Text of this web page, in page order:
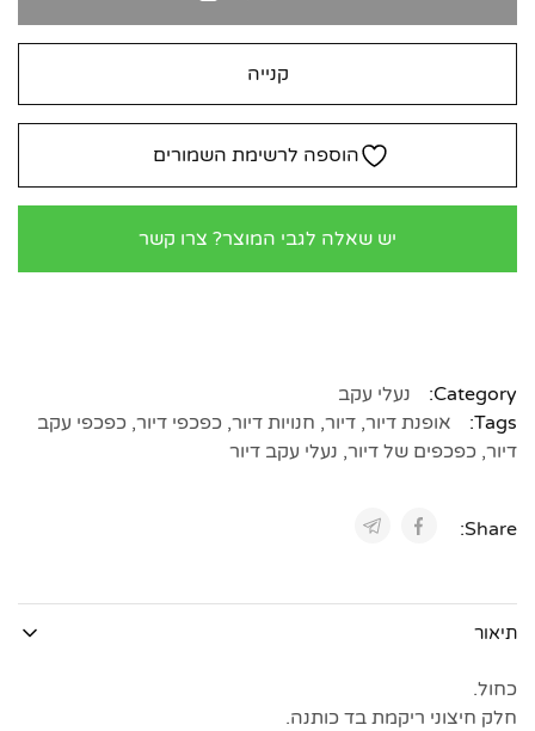
קנייה
הוספה לרשימת השמורים
יש שאלה לגבי המוצר? צרו קשר
Category:
נעלי עקב
Tags:
אופנת דיור, דיור, חנויות דיור, כפכפי דיור, כפכפי עקב
דיור, כפכפים של דיור, נעלי עקב דיור
Share:
תיאור
כחול.
חלק חיצוני ריקמת בד כותנה.